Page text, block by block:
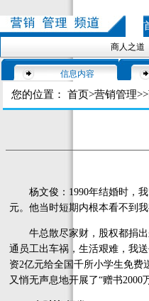
商人之道
信息内容
您的位置： 首页>营销管理>>
杨文俊：1990年结婚时，我
元。他当时短期内根本看不到
牛总散尽家财，股权都捐出
通员工出车祸，生活艰难，我
资2亿元给全国千所小学生免费
又悄无声息地开展了“赠书